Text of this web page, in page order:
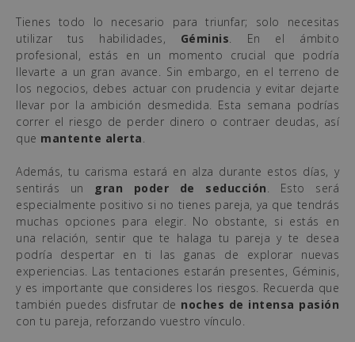
Tienes todo lo necesario para triunfar; solo necesitas
utilizar tus habilidades, Géminis . En el ámbito
profesional, estás en un momento crucial que podría
llevarte a un gran avance. Sin embargo, en el terreno de
los negocios, debes actuar con prudencia y evitar dejarte
llevar por la ambición desmedida. Esta semana podrías
correr el riesgo de perder dinero o contraer deudas, así
que mantente alerta
Además, tu carisma estará en alza durante estos días, y
sentirás un
gran poder de seducción . Esto será
especialmente positivo si no tienes pareja, ya que tendrás
muchas opciones para elegir. No obstante, si estás en
una relación, sentir que te halaga tu pareja y te desea
podría despertar en ti las ganas de explorar nuevas
experiencias. Las tentaciones estarán presentes, Géminis,
y es importante que consideres los riesgos. Recuerda que
también puedes disfrutar de noches de intensa pasión
con tu pareja, reforzando vuestro vínculo.